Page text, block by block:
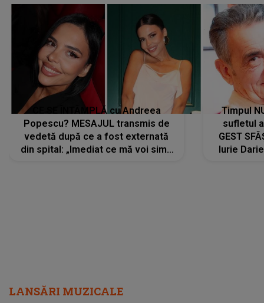
CE SE ÎNTÂMPLĂ cu Andreea
Popescu? MESAJUL transmis de
vedetă după ce a fost externată
din spital: „Imediat ce mă voi simți
Timpul
sufletul
GEST
Iurie
LANSĂRI MUZICALE